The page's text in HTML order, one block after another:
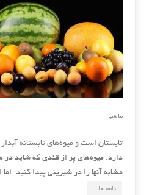
تناسب
تابستان است و میوه‌های تابستانه
دارد. میوه‌های پر از قندی که شاید
مشابه آنها را در شیرینی پیدا کنید.
ادامه مطلب